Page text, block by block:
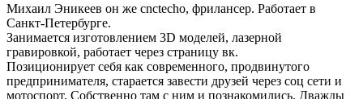
Михаил Эникеев он же cnctecho, фрилансер. Работает в
Санкт-Петербурге.
Занимается изготовлением 3D моделей, лазерной
гравировкой, работает через страницу вк.
Позиционирует себя как современного, продвинутого
предпринимателя, старается завести друзей через соц сети и
мотоспорт. Собственно там с ним и познакомились. Дважды